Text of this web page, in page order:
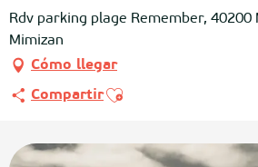
Rdv parking plage Remember, 40200
Mimizan
Cómo llegar
CompartirAjouter aux favoris